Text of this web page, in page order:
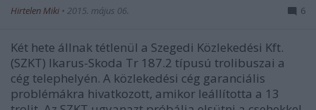
Hirtelen Miki • 2015. május 06. 6
Két hete állnak tétlenül a Szegedi Közlekedési Kft.
(SZKT) Ikarus-Skoda Tr 187.2 típusú trolibuszai a
cég telephelyén. A közlekedési cég garanciális
problémákra hivatkozott, amikor leállította a 13